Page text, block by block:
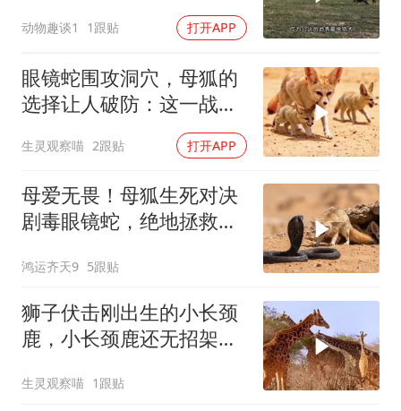
动物趣谈1 1跟贴 打开APP
眼镜蛇围攻洞穴，母狐的
选择让人破防：这一战，
生灵观察喵 2跟贴 打开APP
母爱无畏！母狐生死对决
剧毒眼镜蛇，绝地拯救幼
鸿运齐天9 5跟贴
狮子伏击刚出生的小长颈
鹿，小长颈鹿还无招架之
生灵观察喵 1跟贴